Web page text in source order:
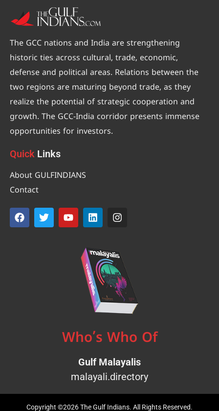
The GCC nations and India are strengthening
historic ties across cultural, trade, economic,
defense and political areas. Relations between the
two regions are maturing beyond trade, as they
realize the potential of strategic cooperation and
growth. The GCC-India corridor presents immense
opportunities for investors.
Quick Links
About GULFINDIANS
Contact
Who’s Who Of
Gulf Malayalis
malayali.directory
Copyright ©2026 The Gulf Indians. All Rights Reserved.